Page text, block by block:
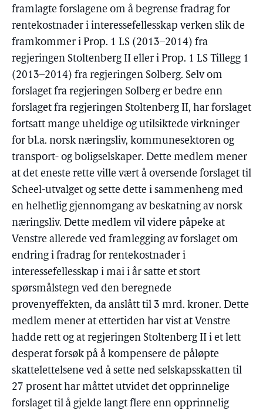
framlagte forslagene om å begrense fradrag for
rentekostnader i interessefellesskap verken slik de
framkommer i Prop. 1 LS (2013–2014) fra
regjeringen Stoltenberg II eller i Prop. 1 LS Tillegg 1
(2013–2014) fra regjeringen Solberg. Selv om
forslaget fra regjeringen Solberg er bedre enn
forslaget fra regjeringen Stoltenberg II, har forslaget
fortsatt mange uheldige og utilsiktede virkninger
for bl.a. norsk næringsliv, kommunesektoren og
transport- og boligselskaper. Dette medlem mener
at det eneste rette ville vært å oversende forslaget til
Scheel-utvalget og sette dette i sammenheng med
en helhetlig gjennomgang av beskatning av norsk
næringsliv. Dette medlem vil videre påpeke at
Venstre allerede ved framlegging av forslaget om
endring i fradrag for rentekostnader i
interessefellesskap i mai i år satte et stort
spørsmålstegn ved den beregnede
provenyeffekten, da anslått til 3 mrd. kroner. Dette
medlem mener at ettertiden har vist at Venstre
hadde rett og at regjeringen Stoltenberg II i et lett
desperat forsøk på å kompensere de påløpte
skattelettelsene ved å sette ned selskapsskatten til
27 prosent har måttet utvidet det opprinnelige
forslaget til å gjelde langt flere enn opprinnelig